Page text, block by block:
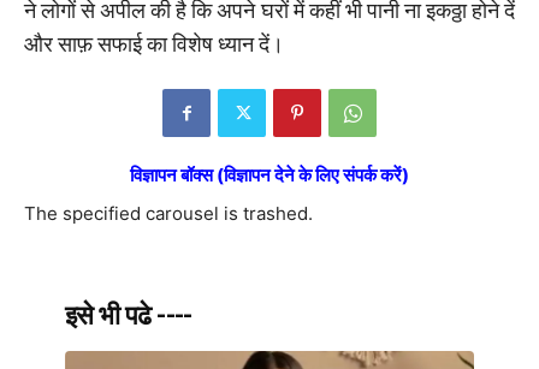
ने लोगों से अपील की है कि अपने घरों में कहीं भी पानी ना इकठ्ठा होने दें
और साफ़ सफाई का विशेष ध्यान दें।
विज्ञापन बॉक्स (विज्ञापन देने के लिए संपर्क करें)
The specified carousel is trashed.
इसे भी पढे ----